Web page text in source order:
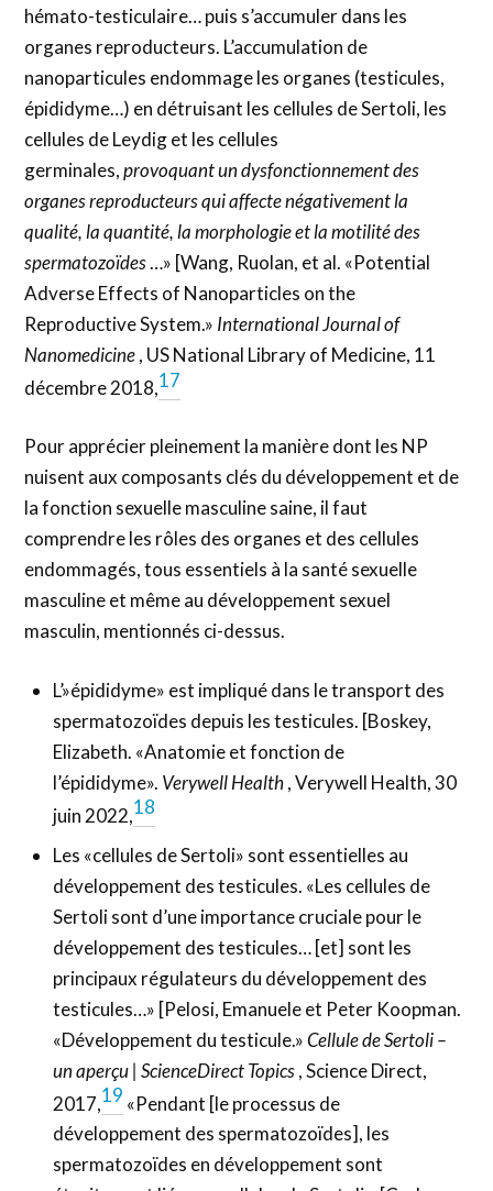
hémato-testiculaire… puis s’accumuler dans les
organes reproducteurs. L’accumulation de
nanoparticules endommage les organes (testicules,
épididyme…) en détruisant les cellules de Sertoli, les
cellules de Leydig et les cellules
germinales,provoquant un dysfonctionnement des
organes reproducteurs qui affecte négativement la
qualité, la quantité, la morphologie et la motilité des
spermatozoïdes…» [Wang, Ruolan, et al. «Potential
Adverse Effects of Nanoparticles on the
Reproductive System.» International Journal of
Nanomedicine, US National Library of Medicine, 11
décembre 2018,17
Pour apprécier pleinement la manière dont les NP
nuisent aux composants clés du développement et de
la fonction sexuelle masculine saine, il faut
comprendre les rôles des organes et des cellules
endommagés, tous essentiels à la santé sexuelle
masculine et même au développement sexuel
masculin, mentionnés ci-dessus.
L’»épididyme» est impliqué dans le transport des
spermatozoïdes depuis les testicules. [Boskey,
Elizabeth. «Anatomie et fonction de
l’épididyme». Verywell Health, Verywell Health, 30
juin 2022,18
Les «cellules de Sertoli» sont essentielles au
développement des testicules. «Les cellules de
Sertoli sont d’une importance cruciale pour le
développement des testicules… [et] sont les
principaux régulateurs du développement des
testicules…» [Pelosi, Emanuele et Peter Koopman.
«Développement du testicule.»Cellule de Sertoli –
un aperçu | ScienceDirect Topics, Science Direct,
2017,19 «Pendant [le processus de
développement des spermatozoïdes], les
spermatozoïdes en développement sont